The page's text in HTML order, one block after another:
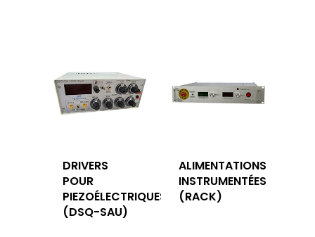
DRIVERS
POUR
PIEZOÉLECTRIQUES
(DSQ-SAU)
ALIMENTATIONS
INSTRUMENTÉES
(RACK)